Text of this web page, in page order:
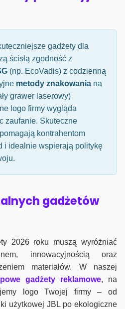
gadżety dla
ścisłą zgodność z
(np. EcoVadis) z codzienną
metody znakowania na
grawer laserowy)
logo firmy wygląda
zaufanie. Skuteczne
pomagają kontrahentom
i idealnie wspierają politykę
gadżetów
2026 roku muszą wyróżniać
innowacyjnością oraz
materiałów. W naszej
gadżety reklamowe, na
logo Twojej firmy – od
użytkowej JBL po ekologiczne